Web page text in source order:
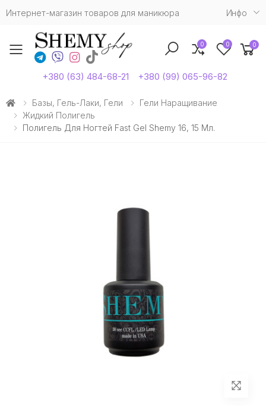
Интернет-магазин товаров для маникюра Инфо
Toggle mobile menu
+380 (63) 484-68-21 +380 (99) 065-96-82
0 0 0
Базы, Гель-Лаки, Гели
Гели Наращивание
Жидкий Полигель
Полигель Для Ногтей Fast Gel Shemy 16, 15 Мл.